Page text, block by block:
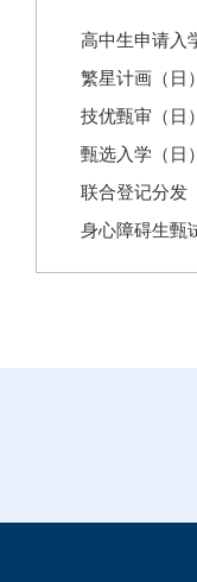
高中生申请入
繁星计画（日）
技优甄审（日）
甄选入学（日）
联合登记分发
身心障碍生甄